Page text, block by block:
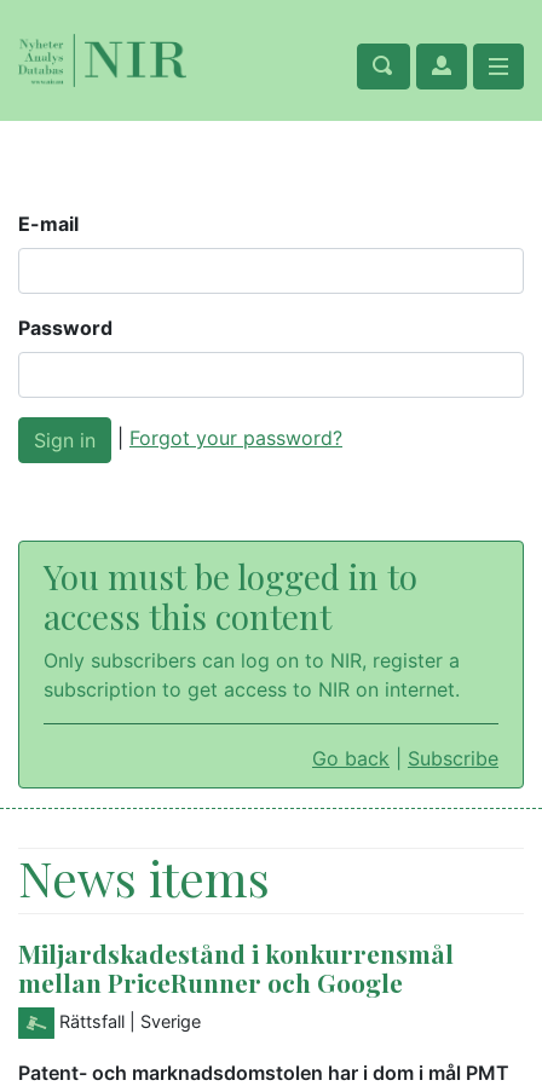
E-mail
Password
Forgot your password?
You must be logged in to
access this content
Only subscribers can log on to NIR, register a
subscription to get access to NIR on internet.
Go back Subscribe
News items
Miljardskadestånd i konkurrensmål
mellan PriceRunner och Google
Rättsfall | Sverige
Patent- och marknadsdomstolen har i dom i mål PMT